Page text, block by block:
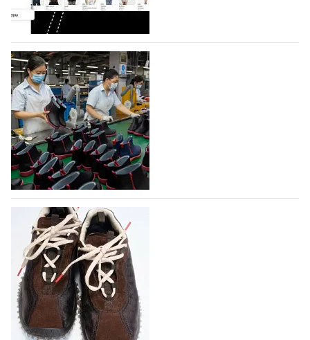
профессиональной обувной компанией,
объединяющей разработку, производство и…
07.08.2026 637
На платформе Lamoda - новый раздел и
условия продвижения локальных
дизайнерских марок
Российский маркетплейс Lamoda решил обновить
раздел для продажи продукции локальных
дизайнерских марок одежды, обуви и аксессуаров.
Бренды также получат маркетинговую…
06.08.2026 818
Объем мирового производства обуви в
2025 году практически не увеличился
В 2025 году мировое производство обуви
практически не изменилось, зафиксировав
незначительный рост на 0,1% до 24,6 млрд пар, -
данные опубликованы в аналитическом вестнике